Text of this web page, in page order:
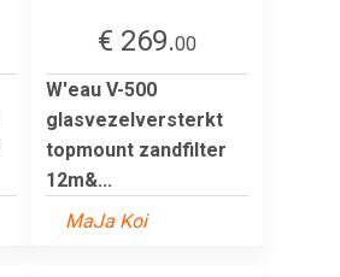
€ 269.00
W'eau V-500
glasvezelversterkt
topmount zandfilter
12m&...
MaJa Koi